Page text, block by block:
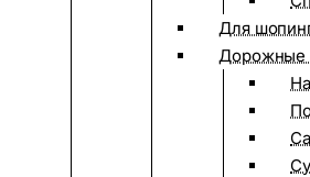
Для
Дорожные